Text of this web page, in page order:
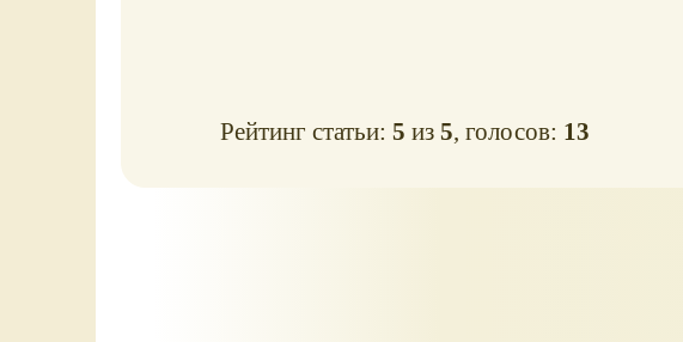
Рейтинг статьи:5 из5, голосов: 13